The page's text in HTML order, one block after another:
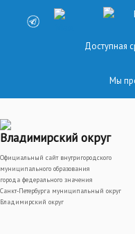
Доступная
Мы
Владимирский округ
Официальный сайт внутригородского
муниципального образования
города федерального значения
Санкт-Петербурга муниципальный округ
Владимирский округ